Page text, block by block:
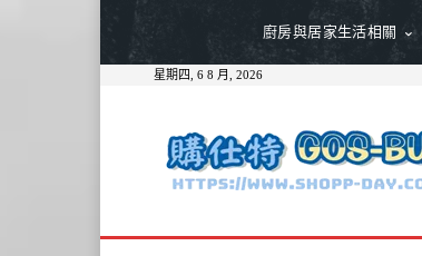
廚房與居家生活相關
星期四, 6 8 月, 2026